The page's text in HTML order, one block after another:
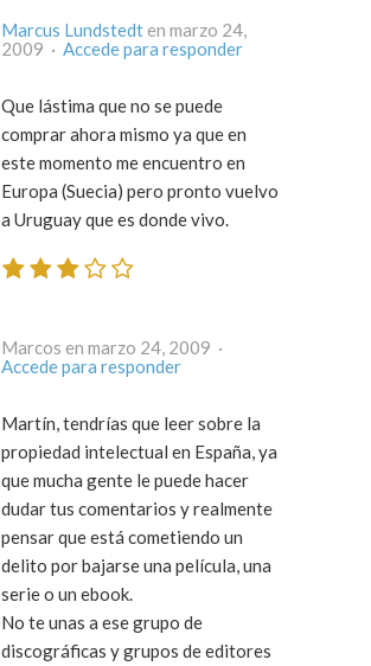
Marcus Lundstedt en marzo 24,
2009 · Accede para responder
Que lástima que no se puede
comprar ahora mismo ya que en
este momento me encuentro en
Europa (Suecia) pero pronto vuelvo
a Uruguay que es donde vivo.
Marcos en marzo 24, 2009 ·
Accede para responder
Martín, tendrías que leer sobre la
propiedad intelectual en España, ya
que mucha gente le puede hacer
dudar tus comentarios y realmente
pensar que está cometiendo un
delito por bajarse una película, una
serie o un ebook.
No te unas a ese grupo de
discográficas y grupos de editores